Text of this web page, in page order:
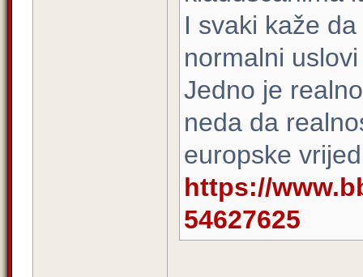
I svaki kaže
normalni
Jedno je
neda da
europske
https://
54627625